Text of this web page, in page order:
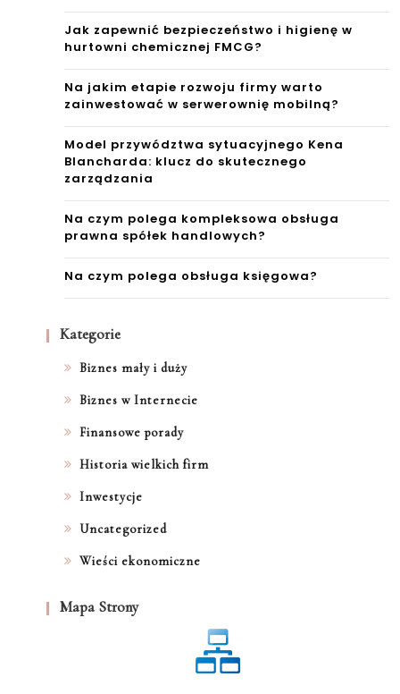
Jak zapewnić bezpieczeństwo i higienę w
hurtowni chemicznej FMCG?
Na jakim etapie rozwoju firmy warto
zainwestować w serwerownię mobilną?
Model przywództwa sytuacyjnego Kena
Blancharda: klucz do skutecznego
zarządzania
Na czym polega kompleksowa obsługa
prawna spółek handlowych?
Na czym polega obsługa księgowa?
Kategorie
Biznes mały i duży
Biznes w Internecie
Finansowe porady
Historia wielkich firm
Inwestycje
Uncategorized
Wieści ekonomiczne
Mapa Strony